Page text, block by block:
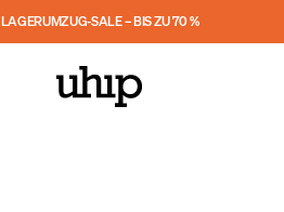
LAGERUMZUG-SALE – BIS ZU 70 %